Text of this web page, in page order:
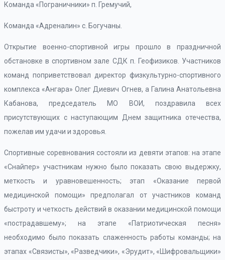
Команда «Пограничники» п. Гремучий,
Команда «Адреналин» с. Богучаны.
Открытие военно-спортивной игры прошло в праздничной
обстановке в спортивном зале СДК п. Геофизиков. Участников
команд поприветствовал директор физкультурно-спортивного
комплекса «Ангара» Олег Диевич Огнев, а Галина Анатольевна
Кабанова, председатель МО ВОИ, поздравила всех
присутствующих с наступающим Днем защитника отечества,
пожелав им удачи и здоровья.
Спортивные соревнования состояли из девяти этапов: на этапе
«Снайпер» участникам нужно было показать свою выдержку,
меткость и уравновешенность; этап «Оказание первой
медицинской помощи» предполагал от участников команд
быстроту и четкость действий в оказании медицинской помощи
«пострадавшему»; на этапе «Патриотическая песня»
необходимо было показать слаженность работы команды; на
этапах «Связисты», «Разведчики», «Эрудит», «Шифровальщики»